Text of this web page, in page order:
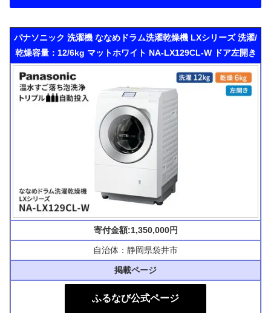
パナソニック 洗濯機 ななめドラム洗濯乾燥機 LXシリーズ 洗濯/
乾燥容量：12/6kg マットホワイト NA-LX129CL-W ドア左開き
寄付金額:1,350,000円
自治体：静岡県袋井市
掲載ページ
ふるなび公式ページ